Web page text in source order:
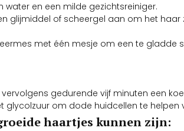
water en een milde gezichtsreiniger.
glijmiddel of scheergel aan om het
met één mesje om een te gladde
gedurende vijf minuten een
om dode huidcellen te helpen
haartjes kunnen zijn: